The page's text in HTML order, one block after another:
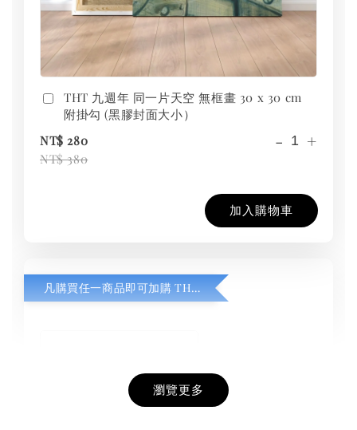
THT 九週年 同一片天空 無框畫 30 x 30 cm
附掛勾 (黑膠封面大小）
NT$ 280
NT$ 380
- +
加入購物車
凡購買任一商品即可加購 THT 九週年紀念 T-shirt
瀏覽更多